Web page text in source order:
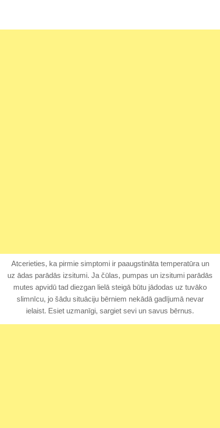
Atcerieties, ka pirmie simptomi ir paaugstināta temperatūra un
uz ādas parādās izsitumi. Ja čūlas, pumpas un izsitumi parādās
mutes apvidū tad diezgan lielā steigā būtu jādodas uz tuvāko
slimnīcu, jo šādu situāciju bērniem nekādā gadījumā nevar
ielaist. Esiet uzmanīgi, sargiet sevi un savus bērnus.